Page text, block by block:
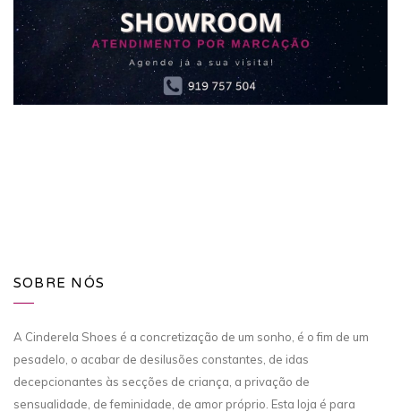
SOBRE NÓS
A Cinderela Shoes é a concretização de um sonho, é o fim de um
pesadelo, o acabar de desilusões constantes, de idas
decepcionantes às secções de criança, a privação de
sensualidade, de feminidade, de amor próprio. Esta loja é para